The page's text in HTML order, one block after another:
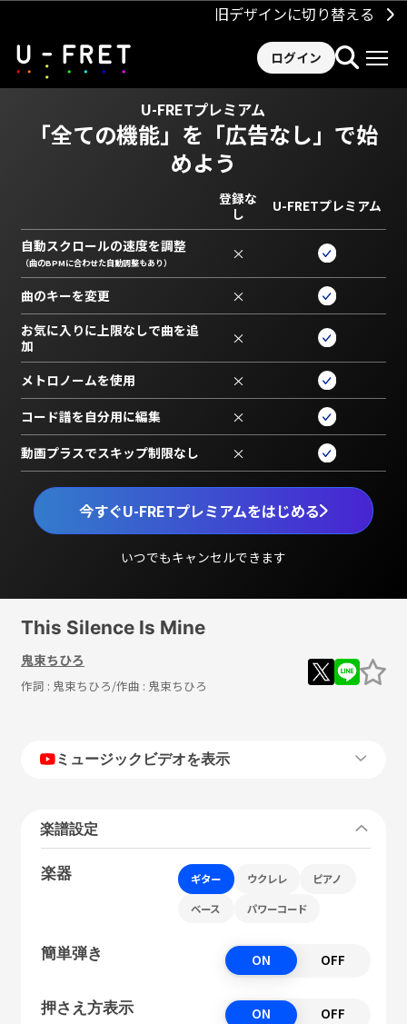
旧デザインに切り替える
ログイン
U-FRETプレミアム
「全ての機能」を 「広告なし」で始
めよう
今すぐU-FRETプレミアムをはじめる
いつでもキャンセルできます
登録な
し
U-FRETプレミアム
自動スクロールの速度を調整
（曲のBPMに合わせた自動調整もあり） ×
曲のキーを変更 ×
お気に入りに上限なしで曲を追
加
×
メトロノームを使用 ×
コード譜を自分用に編集 ×
動画プラスでスキップ制限なし ×
This Silence Is Mine
鬼束ちひろ
作詞 : 鬼束ちひろ/作曲 : 鬼束ちひろ
ミュージックビデオを表示
楽譜設定
楽器 ギター ウクレレ ピアノ
ベース パワーコード
簡単弾き ON OFF
押さえ方表示 ON OFF